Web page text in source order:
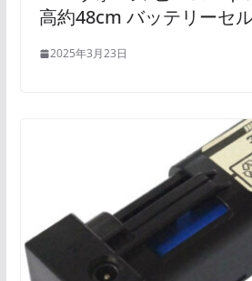
高約48cm バッテリーセ
2025年3月23日